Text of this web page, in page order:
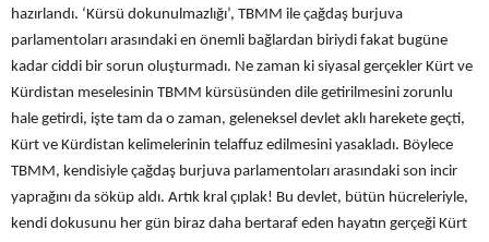
hazırlandı. ‘Kürsü dokunulmazlığı’, TBMM ile çağdaş burjuva
parlamentoları arasındaki en önemli bağlardan biriydi fakat bugüne
kadar ciddi bir sorun oluşturmadı. Ne zaman ki siyasal gerçekler Kürt ve
Kürdistan meselesinin TBMM kürsüsünden dile getirilmesini zorunlu
hale getirdi, işte tam da o zaman, geleneksel devlet aklı harekete geçti,
Kürt ve Kürdistan kelimelerinin telaffuz edilmesini yasakladı. Böylece
TBMM, kendisiyle çağdaş burjuva parlamentoları arasındaki son incir
yaprağını da söküp aldı. Artık kral çıplak! Bu devlet, bütün hücreleriyle,
kendi dokusunu her gün biraz daha bertaraf eden hayatın gerçeği Kürt